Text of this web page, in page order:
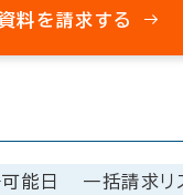
料を請求する
能日 一括請求リ